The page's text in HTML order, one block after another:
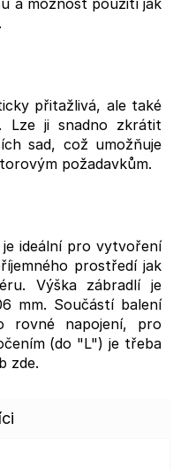
přitažlivá, ale také
Lze ji snadno zkrátit
sad, což umožňuje
požadavkům.
ideální pro vytvoření
prostředí jak
Výška zábradlí je
mm. Součástí balení
rovné napojení, pro
(do "L") je třeba
zde.